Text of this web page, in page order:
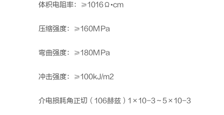
体积电阻率：≥1016Ω•cm
压缩强度：≥160MPa
弯曲强度：≥180MPa
冲击强度：≥100kJ/m2
介电损耗角正切（106赫兹）1×10-3～5×10-3